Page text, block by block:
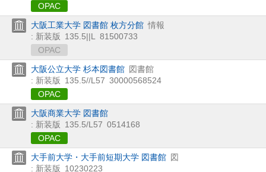
OPAC
大阪工業大学 図書館 枚方分館 情報
: 新装版 135.5||L
81500733
OPAC
大阪公立大学 杉本図書館 図書館
: 新装版 135.5//L57 30000568524
OPAC
大阪商業大学 図書館
: 新装版 135.5/L57 0514168
OPAC
大手前大学・大手前短期大学 図書館 図
: 新装版 10230223